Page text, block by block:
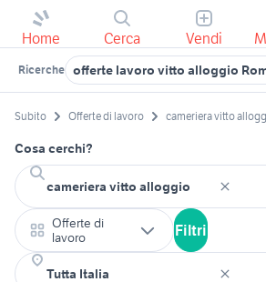
Home Cerca Vendi
Ricerche offerte lavoro vitto alloggio
Subito Offerte di lavoro cameriera vitto
Cosa cerchi?
Offerte di
lavoro
Filtri